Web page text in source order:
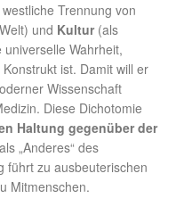
Trennung von
und Kultur (als
Wahrheit,
ist. Damit will er
Wissenschaft
Diese Dichotomie
Haltung gegenüber der
„Anderes“ des
führt zu ausbeuterischen
Mitmenschen.